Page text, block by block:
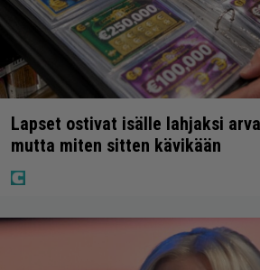
Lapset ostivat isälle lahjaksi
mutta miten sitten kävikään